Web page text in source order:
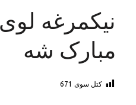
نیکمرغه
مبارک شه
کتل سوی 671